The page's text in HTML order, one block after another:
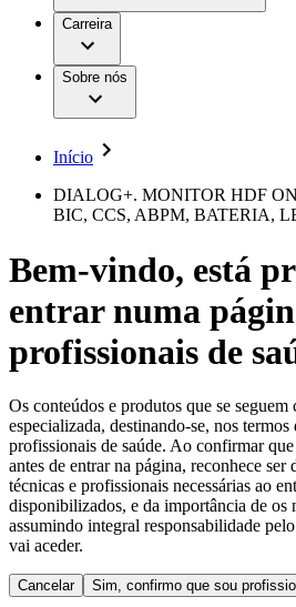
Aesculap Academy
Contentores Estéreis
Motores Cirúrgicos
Nutrição Clínica
Oncologia
Prevenção e
Retenção Urinária e
Suturas e
Terapia da Dor
Terapia de
Tratamento de Feridas
Tratamento de
Soluções
Terapias
Patologias e Cuidados
Serviços
Cuidados Domiciliários
Coordenamos os seus cuidados
do hospital. Para mais
cuidados domiciliários.
Trabalhar na B. Braun
Oportunidades de emprego
A nossa cultura
Vagas disponíveis
Descubra as tuas oportunidades
Pesquise no nosso mercado de
trabalho interessantes.
Centro de Inovação
Responsabilidade
Acesso aos Cuidados
Media
Comunicados de
Contactos
Formulário de
Localizações
Responsabilidade
Media
Contactos
Carreira
Sobre nós
Início
DIALOG+. MONITOR HDF
BIC, CCS, ABPM, BATERIA,
Bem-vindo, está
entrar numa
profissionais de
Os conteúdos e produtos que se
especializada, destinando-se, nos
profissionais de saúde. Ao confirmar
antes de entrar na página, reconhece ser
técnicas e profissionais necessárias ao
disponibilizados, e da importância de os
assumindo integral responsabilidade
vai aceder.
Cancelar Sim, confirmo que sou